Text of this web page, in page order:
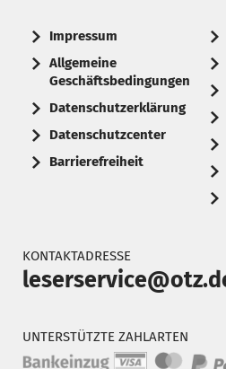
Impressum
Allgemeine
Geschäftsbedingungen
Datenschutzerklärung
Datenschutzcenter
Barrierefreiheit
KONTAKTADRESSE
UNTERSTÜTZTE ZAHLARTEN